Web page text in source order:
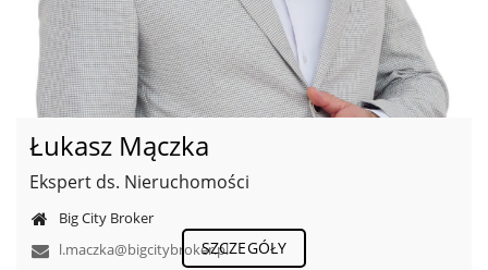
Łukasz Mączka
Ekspert ds. Nieruchomości
Big City Broker
l.maczka@bigcitybroker.plSZCZEGÓŁY